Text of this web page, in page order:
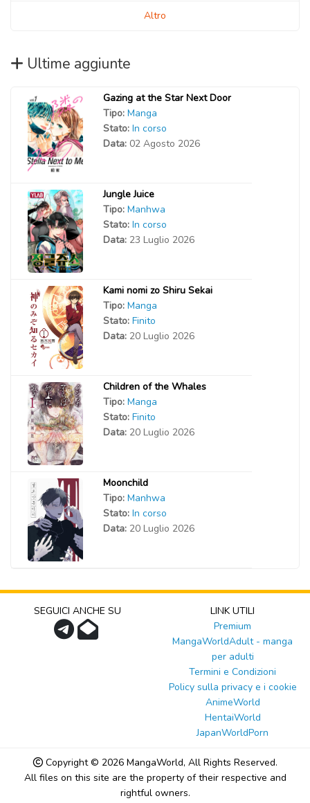
Altro
Ultime aggiunte
Gazing at the Star Next Door
Tipo: Manga
Stato: In corso
Data: 02 Agosto 2026
Jungle Juice
Tipo: Manhwa
Stato: In corso
Data: 23 Luglio 2026
Kami nomi zo Shiru Sekai
Tipo: Manga
Stato: Finito
Data: 20 Luglio 2026
Children of the Whales
Tipo: Manga
Stato: Finito
Data: 20 Luglio 2026
Moonchild
Tipo: Manhwa
Stato: In corso
Data: 20 Luglio 2026
SEGUICI ANCHE SU
LINK UTILI
Premium
MangaWorldAdult - manga
per adulti
Termini e Condizioni
Policy sulla privacy e i cookie
AnimeWorld
HentaiWorld
JapanWorldPorn
Copyright © 2026 MangaWorld, All Rights Reserved.
All files on this site are the property of their respective and
rightful owners.